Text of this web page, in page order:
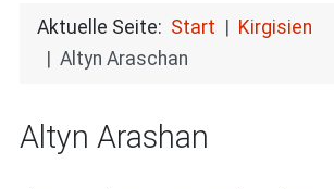
Aktuelle Seite: Start
Kirgisien
Altyn Araschan
Altyn Arashan